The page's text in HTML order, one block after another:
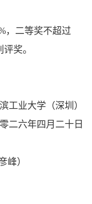
，二等奖不超过
奖。
工业大学（深圳）
二六年四月二十日
峰）